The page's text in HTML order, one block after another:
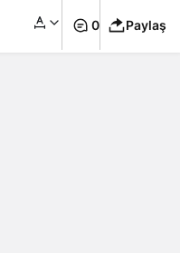
0 Paylaş